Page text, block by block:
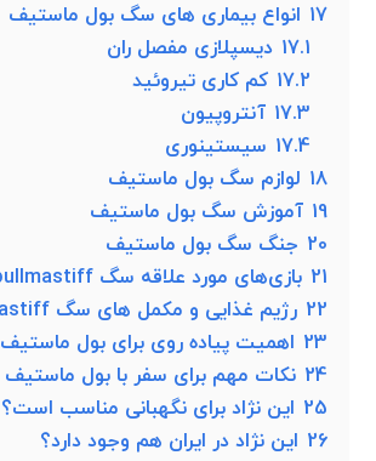
17 انواع بیماری های سگ بول ماستیف
17.1 دیسپلازی مفصل ران
17.2 کم کاری تیروئید
17.3 آنتروپیون
17.4 سیستینوری
18 لوازم سگ بول ماستیف
19 آموزش سگ بول ماستیف
20 جنگ سگ بول ماستیف
21 بازی‌های مورد علاقه سگ bullmastiff
22 رژیم غذایی و مکمل های سگ bullmastiff
23 اهمیت پیاده روی برای بول ماستیف
24 نکات مهم برای سفر با بول ماستیف
25 این نژاد برای نگهبانی مناسب است؟
26 این نژاد در ایران هم وجود دارد؟